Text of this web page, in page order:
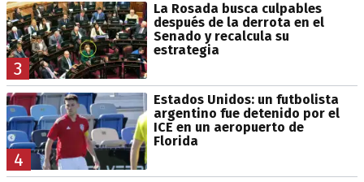
3
La Rosada busca culpables
después de la derrota en el
Senado y recalcula su
estrategia
4
Estados Unidos: un futbolista
argentino fue detenido por el
ICE en un aeropuerto de
Florida